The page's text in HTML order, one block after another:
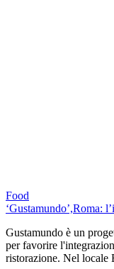
Food
‘Gustamundo’,Roma:
Gustamundo è un
per favorire
ristorazione. Nel locale